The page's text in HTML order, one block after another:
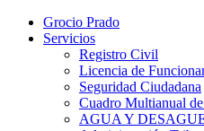
Grocio Prado
Servicios
Registro Civil
Licencia de
Seguridad Ciudadana
Cuadro Multianual
AGUA Y